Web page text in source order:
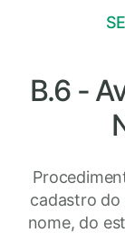
B.6 -
cadastro do
nome, do